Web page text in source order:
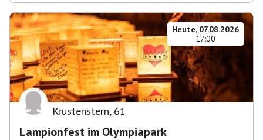
Heute, 07.08.2026
17:00
Krustenstern, 61
Lampionfest im Olympiapark